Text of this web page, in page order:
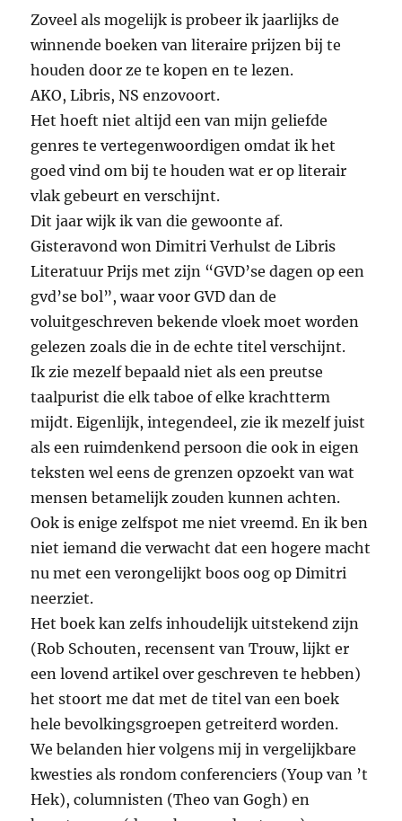
Zoveel als mogelijk is probeer ik jaarlijks de
winnende boeken van literaire prijzen bij te
houden door ze te kopen en te lezen.
AKO, Libris, NS enzovoort.
Het hoeft niet altijd een van mijn geliefde
genres te vertegenwoordigen omdat ik het
goed vind om bij te houden wat er op literair
vlak gebeurt en verschijnt.
Dit jaar wijk ik van die gewoonte af.
Gisteravond won Dimitri Verhulst de Libris
Literatuur Prijs met zijn “GVD’se dagen op een
gvd’se bol”, waar voor GVD dan de
voluitgeschreven bekende vloek moet worden
gelezen zoals die in de echte titel verschijnt.
Ik zie mezelf bepaald niet als een preutse
taalpurist die elk taboe of elke krachtterm
mijdt. Eigenlijk, integendeel, zie ik mezelf juist
als een ruimdenkend persoon die ook in eigen
teksten wel eens de grenzen opzoekt van wat
mensen betamelijk zouden kunnen achten.
Ook is enige zelfspot me niet vreemd. En ik ben
niet iemand die verwacht dat een hogere macht
nu met een verongelijkt boos oog op Dimitri
neerziet.
Het boek kan zelfs inhoudelijk uitstekend zijn
(Rob Schouten, recensent van Trouw, lijkt er
een lovend artikel over geschreven te hebben)
het stoort me dat met de titel van een boek
hele bevolkingsgroepen getreiterd worden.
We belanden hier volgens mij in vergelijkbare
kwesties als rondom conferenciers (Youp van ’t
Hek), columnisten (Theo van Gogh) en